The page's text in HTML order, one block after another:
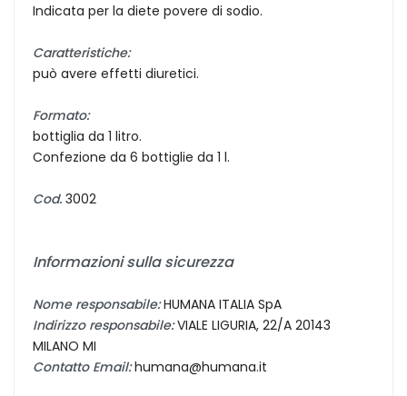
Indicata per la diete povere di sodio.
Caratteristiche:
può avere effetti diuretici.
Formato:
bottiglia da 1 litro.
Confezione da 6 bottiglie da 1 l.
Cod. 3002
Informazioni sulla sicurezza
Nome responsabile:HUMANA ITALIA SpA
Indirizzo responsabile:VIALE LIGURIA, 22/A 20143
MILANO MI
Contatto Email:humana@humana.it